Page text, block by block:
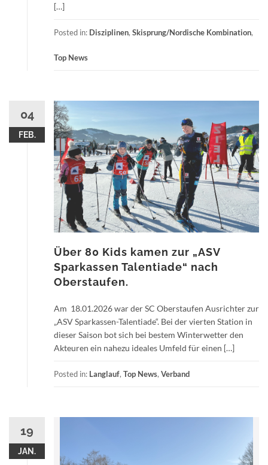
[…]
Posted in: Disziplinen, Skisprung/Nordische Kombination,
Top News
04
FEB.
Über 80 Kids kamen zur „ASV
Sparkassen Talentiade“ nach
Oberstaufen.
Am 18.01.2026 war der SC Oberstaufen Ausrichter zur
„ASV Sparkassen-Talentiade“. Bei der vierten Station in
dieser Saison bot sich bei bestem Winterwetter den
Akteuren ein nahezu ideales Umfeld für einen […]
Posted in: Langlauf, Top News, Verband
19
JAN.